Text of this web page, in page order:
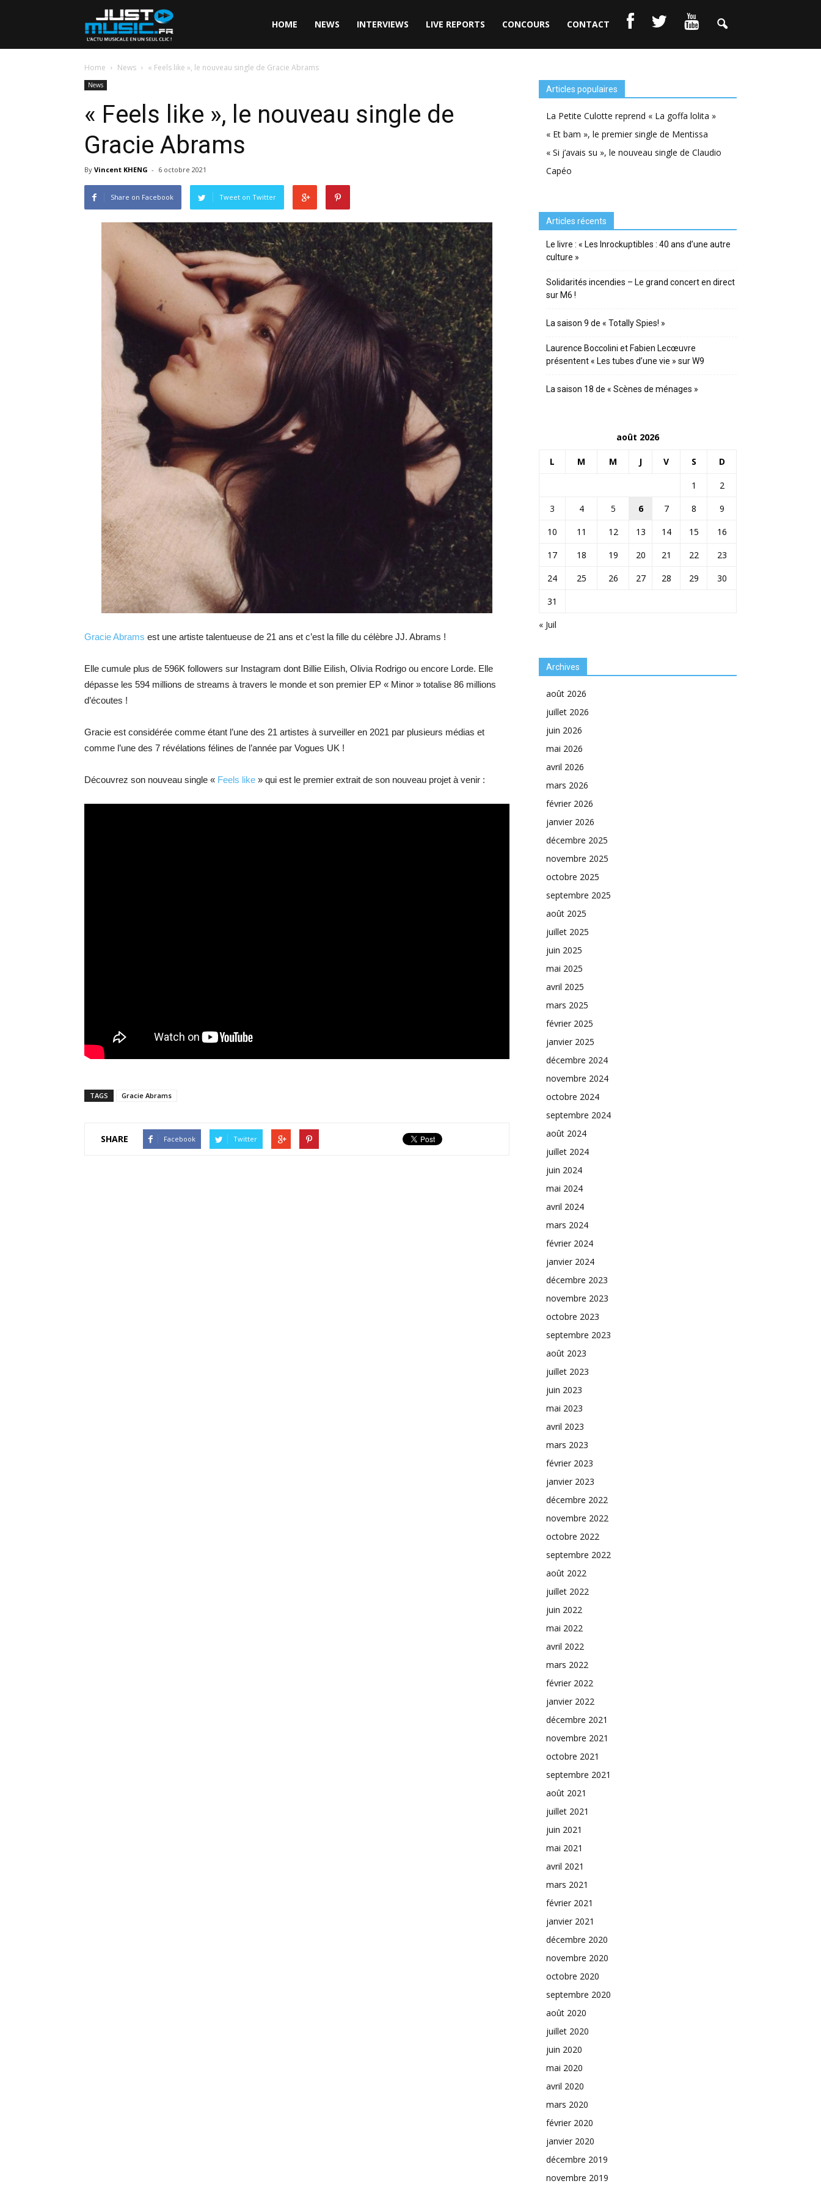
HOME NEWS INTERVIEWS LIVE REPORTS CONCOURS CONTACT
Home News « Feels like », le nouveau single de Gracie Abrams
News
« Feels like », le nouveau single de
Gracie Abrams
By Vincent KHENG - 6 octobre 2021
Share on Facebook Tweet on Twitter
Gracie Abrams est une artiste talentueuse de 21 ans et c’est la fille du célèbre JJ. Abrams !
Elle cumule plus de 596K followers sur Instagram dont Billie Eilish, Olivia Rodrigo ou encore Lorde. Elle
dépasse les 594 millions de streams à travers le monde et son premier EP « Minor » totalise 86 millions
d’écoutes !
Gracie est considérée comme étant l’une des 21 artistes à surveiller en 2021 par plusieurs médias et
comme l’une des 7 révélations félines de l’année par Vogues UK !
Découvrez son nouveau single « Feels like » qui est le premier extrait de son nouveau projet à venir :
TAGS Gracie Abrams
SHARE Facebook Twitter
Articles populaires
La Petite Culotte reprend « La goffa lolita »
« Et bam », le premier single de Mentissa
« Si j’avais su », le nouveau single de Claudio
Capéo
Articles récents
Le livre : « Les Inrockuptibles : 40 ans d’une autre
culture »
Solidarités incendies – Le grand concert en direct
sur M6 !
La saison 9 de « Totally Spies! »
Laurence Boccolini et Fabien Lecœuvre
présentent « Les tubes d’une vie » sur W9
La saison 18 de « Scènes de ménages »
août 2026
L M M J V S D
« Juil
1
2
3
4 5 6 7 8
9
10
11 12 13 14 15
16
17
18 19 20 21 22
23
24
25 26 27 28 29
30
31
Archives
août 2026
juillet 2026
juin 2026
mai 2026
avril 2026
mars 2026
février 2026
janvier 2026
décembre 2025
novembre 2025
octobre 2025
septembre 2025
août 2025
juillet 2025
juin 2025
mai 2025
avril 2025
mars 2025
février 2025
janvier 2025
décembre 2024
novembre 2024
octobre 2024
septembre 2024
août 2024
juillet 2024
juin 2024
mai 2024
avril 2024
mars 2024
février 2024
janvier 2024
décembre 2023
novembre 2023
octobre 2023
septembre 2023
août 2023
juillet 2023
juin 2023
mai 2023
avril 2023
mars 2023
février 2023
janvier 2023
décembre 2022
novembre 2022
octobre 2022
septembre 2022
août 2022
juillet 2022
juin 2022
mai 2022
avril 2022
mars 2022
février 2022
janvier 2022
décembre 2021
novembre 2021
octobre 2021
septembre 2021
août 2021
juillet 2021
juin 2021
mai 2021
avril 2021
mars 2021
février 2021
janvier 2021
décembre 2020
novembre 2020
octobre 2020
septembre 2020
août 2020
juillet 2020
juin 2020
mai 2020
avril 2020
mars 2020
février 2020
janvier 2020
décembre 2019
novembre 2019